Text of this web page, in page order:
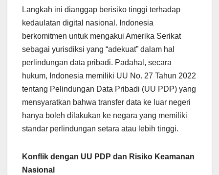
Langkah ini dianggap berisiko tinggi terhadap
kedaulatan digital nasional. Indonesia
berkomitmen untuk mengakui Amerika Serikat
sebagai yurisdiksi yang “adekuat” dalam hal
perlindungan data pribadi. Padahal, secara
hukum, Indonesia memiliki UU No. 27 Tahun 2022
tentang Pelindungan Data Pribadi (UU PDP) yang
mensyaratkan bahwa transfer data ke luar negeri
hanya boleh dilakukan ke negara yang memiliki
standar perlindungan setara atau lebih tinggi.
Konflik dengan UU PDP dan Risiko Keamanan
Nasional